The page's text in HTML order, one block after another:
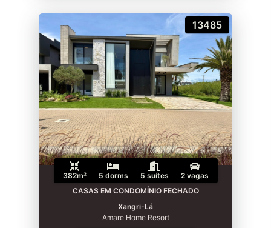
13485
382m² 5 dorms 5 suítes
2 vagas
CASAS EM CONDOMÍNIO FECHADO
Xangri-Lá
Amare Home Resort